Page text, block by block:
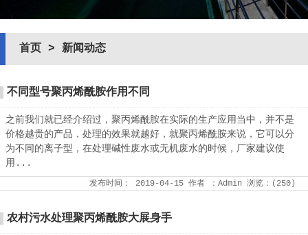
首页 > 新闻动态
不同型号聚丙烯酰胺作用不同
之前我们就已经介绍过，聚丙烯酰胺在实际的生产应用当中，并不是
价格越贵的产品，处理的效果就越好，就聚丙烯酰胺来说，它可以分
为不同的离子型，在处理碱性废水或无机废水的时候，厂家建议使
用...
发布时间： 2019-04-15 作者 ：Admin 浏览：( 250 )
农村污水处理聚丙烯酰胺大展身手